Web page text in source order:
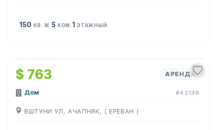
150 КВ. М. 5 КОМ.1ЭТАЖНЫЙ
$ 763 АРЕНДА
Дом #42139
ВШТУНИ УЛ, АЧАПНЯК, ( ЕРЕВАН )